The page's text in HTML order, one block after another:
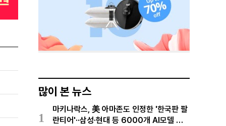
많이 본 뉴스
1
마키나락스, 美 아마존도 인정한 '한국판 팔
란티어'··삼성·현대 등 6000개 AI모델 현